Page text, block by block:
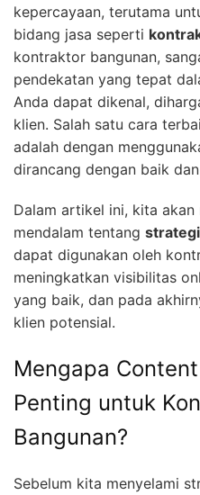
kepercayaan, terutama
bidang jasa seperti
kontraktor bangunan,
pendekatan yang tepat
Anda dapat dikenal,
klien. Salah satu cara
adalah dengan
dirancang dengan baik
Dalam artikel ini, kita akan
mendalam tentang
dapat digunakan oleh
meningkatkan visibilitas
yang baik, dan pada
klien potensial.
Mengapa
Penting untuk
Bangunan?
Sebelum kita menyelami